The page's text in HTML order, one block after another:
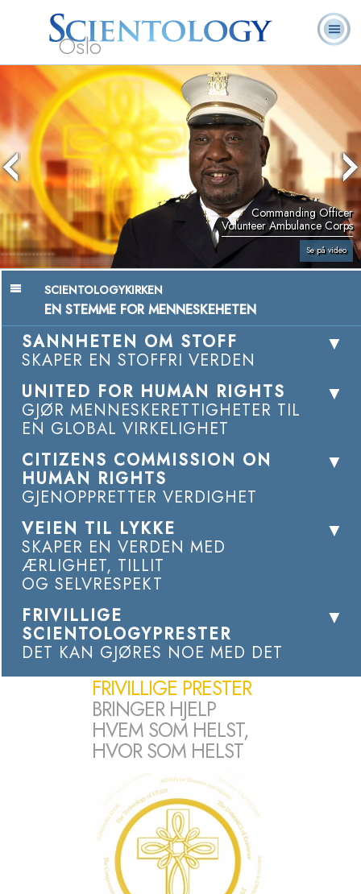
Oslo
L. Ron
Hubbard
Hva er
Scientology?
Frivillige
prester
Ofte stilte
spørsmål
Commanding Officer
Volunteer Ambulance Corps
Se på video
SCIENTOLOGYKIRKEN
EN STEMME FOR MENNESKEHETEN
SANNHETEN OM STOFF
SKAPER EN STOFFRI VERDEN
UNITED FOR HUMAN RIGHTS
GJØR MENNESKERETTIGHETER TIL
EN GLOBAL VIRKELIGHET
CITIZENS COMMISSION ON
HUMAN RIGHTS
GJENOPPRETTER VERDIGHET
VEIEN TIL LYKKE
SKAPER EN VERDEN MED
ÆRLIGHET, TILLIT
OG SELVRESPEKT
FRIVILLIGE
SCIENTOLOGYPRESTER
DET KAN GJØRES NOE MED DET
FRIVILLIGE PRESTER
BRINGER HJELP
HVEM SOM HELST,
HVOR SOM HELST